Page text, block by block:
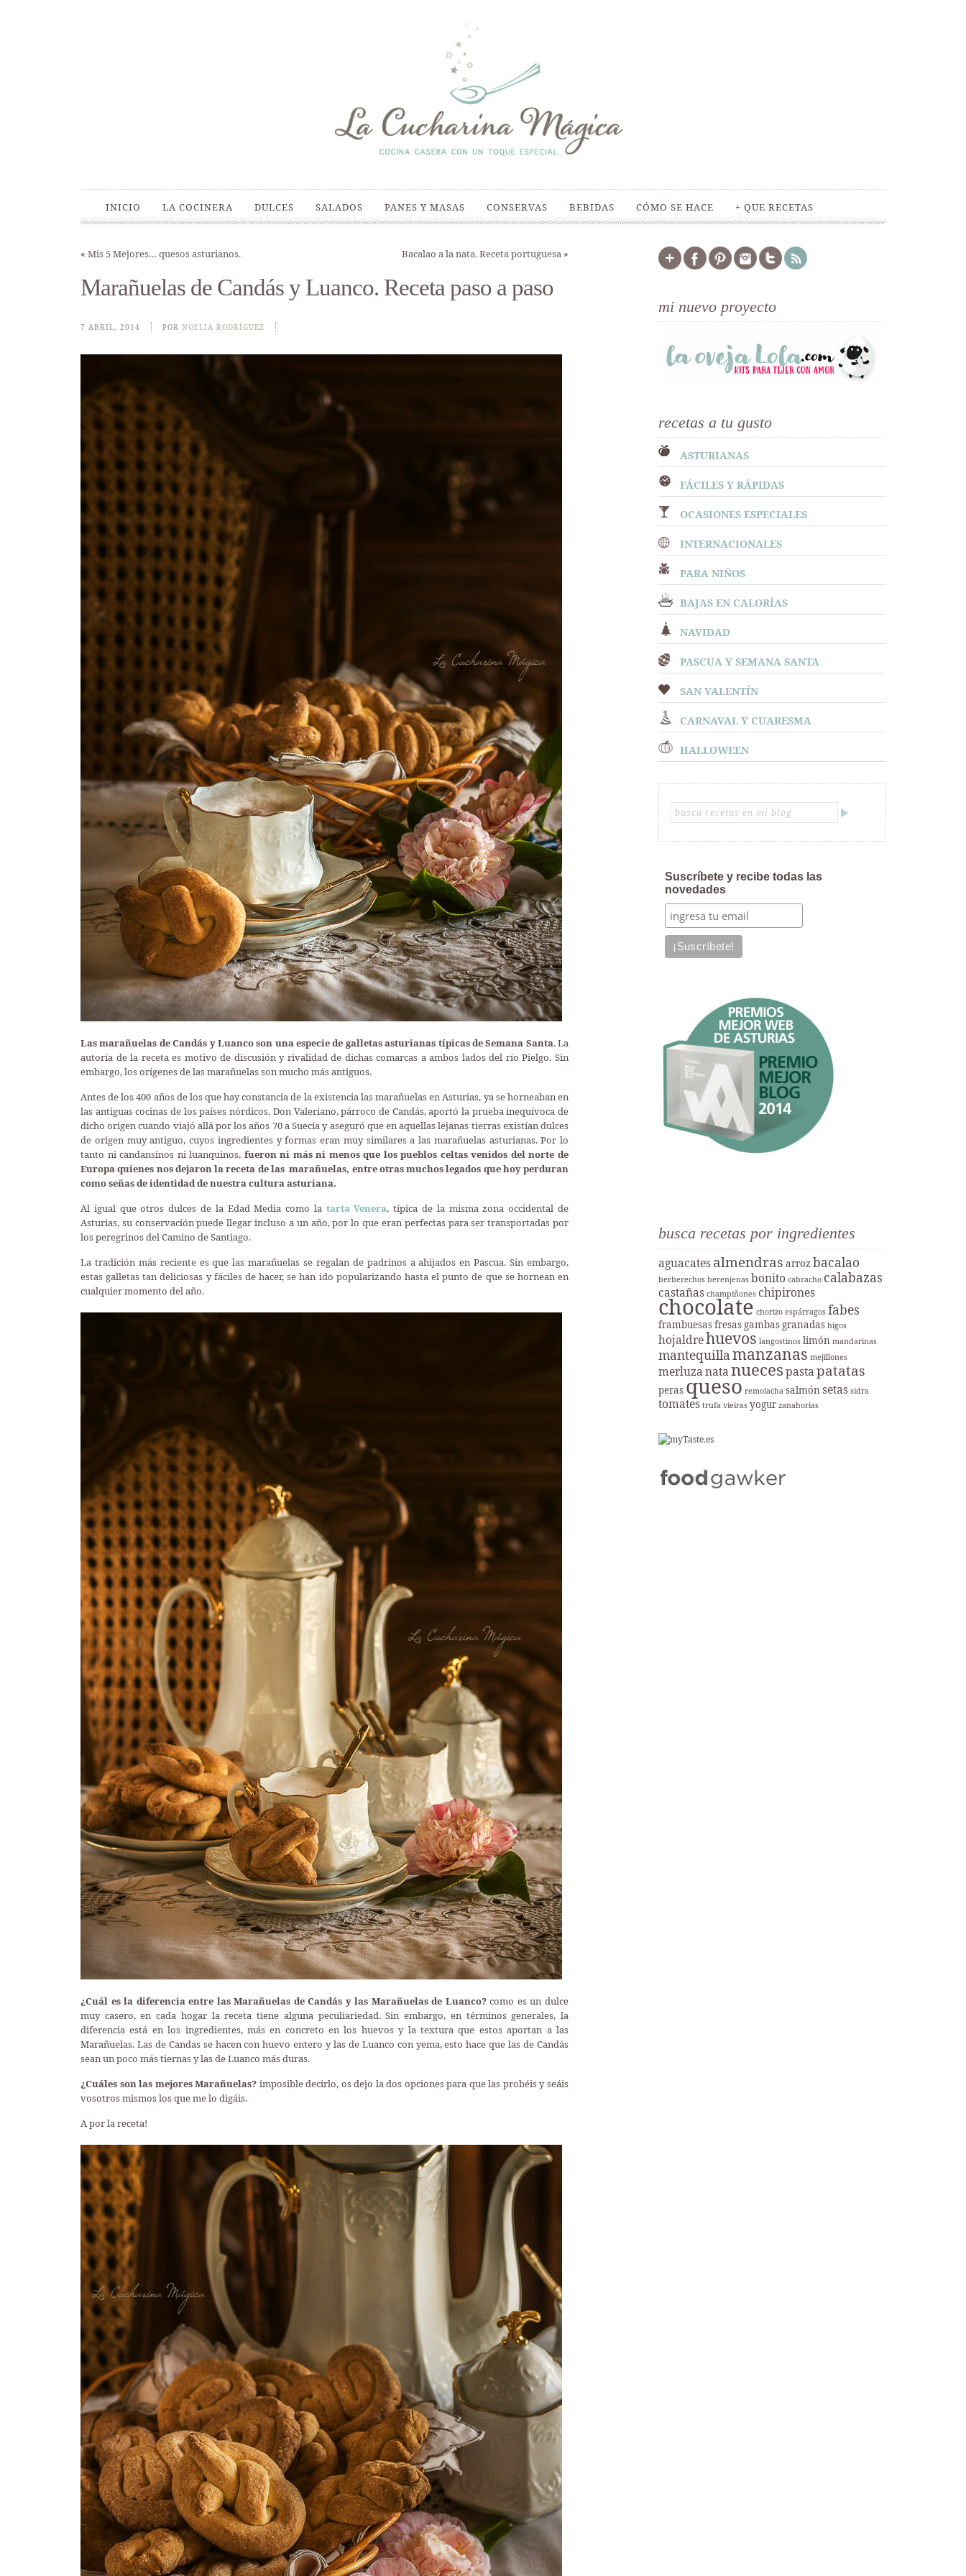
INICIO LA COCINERA DULCES SALADOS PANES Y MASAS CONSERVAS BEBIDAS CÓMO SE HACE + QUE RECETAS
« Mis 5 Mejores… quesos asturianos. Bacalao a la nata. Receta portuguesa »
Marañuelas de Candás y Luanco. Receta paso a paso
7 ABRIL, 2014 POR NOELIA RODRÍGUEZ
Las marañuelas de Candás y Luanco son una especie de galletas asturianas típicas de Semana Santa. La
autoría de la receta es motivo de discusión y rivalidad de dichas comarcas a ambos lados del río Pielgo. Sin
embargo, los orígenes de las marañuelas son mucho más antiguos.
Antes de los 400 años de los que hay constancia de la existencia las marañuelas en Asturias, ya se horneaban en
las antiguas cocinas de los países nórdicos. Don Valeriano, párroco de Candás, aportó la prueba inequívoca de
dicho origen cuando viajó allá por los años 70 a Suecia y aseguró que en aquellas lejanas tierras existían dulces
de origen muy antiguo, cuyos ingredientes y formas eran muy similares a las marañuelas asturianas. Por lo
tanto ni candansinos ni luanquinos, fueron ni más ni menos que los pueblos celtas venidos del norte de
Europa quienes nos dejaron la receta de las marañuelas, entre otras muchos legados que hoy perduran
como señas de identidad de nuestra cultura asturiana.
Al igual que otros dulces de la Edad Media como la tarta Venera, típica de la misma zona occidental de
Asturias, su conservación puede llegar incluso a un año, por lo que eran perfectas para ser transportadas por
los peregrinos del Camino de Santiago.
La tradición más reciente es que las marañuelas se regalan de padrinos a ahijados en Pascua. Sin embargo,
estas galletas tan deliciosas y fáciles de hacer, se han ido popularizando hasta el punto de que se hornean en
cualquier momento del año.
¿Cuál es la diferencia entre las Marañuelas de Candás y las Marañuelas de Luanco?como es un dulce
muy casero, en cada hogar la receta tiene alguna peculiariedad. Sin embargo, en términos generales, la
diferencia está en los ingredientes, más en concreto en los huevos y la textura que estos aportan a las
Marañuelas. Las de Candas se hacen con huevo entero y las de Luanco con yema, esto hace que las de Candás
sean un poco más tiernas y las de Luanco más duras.
¿Cuáles son las mejores Marañuelas? imposible decirlo, os dejo la dos opciones para que las probéis y seáis
vosotros mismos los que me lo digáis.
A por la receta!
mi nuevo proyecto
recetas a tu gusto
ASTURIANAS
FÁCILES Y RÁPIDAS
OCASIONES ESPECIALES
INTERNACIONALES
PARA NIÑOS
BAJAS EN CALORÍAS
NAVIDAD
PASCUA Y SEMANA SANTA
SAN VALENTÍN
CARNAVAL Y CUARESMA
HALLOWEEN
Suscríbete y recibe todas las
novedades
busca recetas por ingredientes
aguacatesalmendras arroz bacalao
berberechos berenjenas bonito cabracho calabazas
castañas champiñones chipirones
chocolate chorizo espárragos fabes
frambuesasfresas gambas granadas higos
hojaldrehuevos langostinos limón mandarinas
mantequilla manzanas mejillones
merluzanatanuecespastapatatas
peras queso remolacha salmón setas sidra
tomates trufa vieiras yogur zanahorias